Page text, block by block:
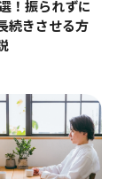
！振られずに
続きさせる方